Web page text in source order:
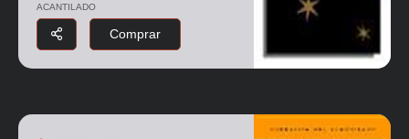
ACANTILADO
Comprar